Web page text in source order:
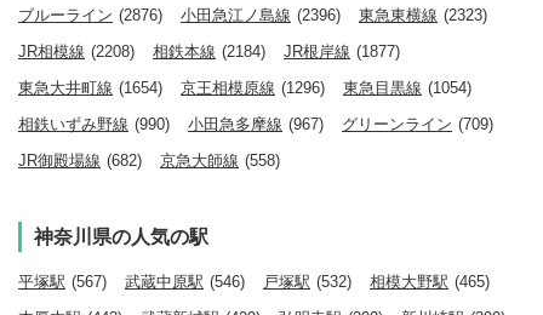
ブルーライン (2876) 小田急江ノ島線 (2396) 東急東横線 (2323)
JR相模線 (2208) 相鉄本線 (2184) JR根岸線 (1877)
東急大井町線 (1654) 京王相模原線 (1296) 東急目黒線 (1054)
相鉄いずみ野線 (990) 小田急多摩線 (967) グリーンライン (709)
JR御殿場線 (682) 京急大師線 (558)
神奈川県の人気の駅
平塚駅 (567) 武蔵中原駅 (546) 戸塚駅 (532) 相模大野駅 (465)